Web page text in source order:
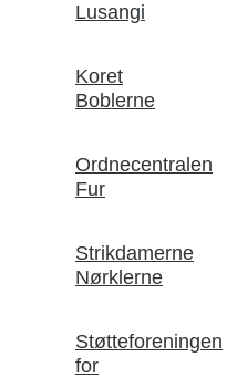
Lusangi
Koret
Boblerne
Ordnecentralen
Fur
Strikdamerne
Nørklerne
Støtteforeningen
for